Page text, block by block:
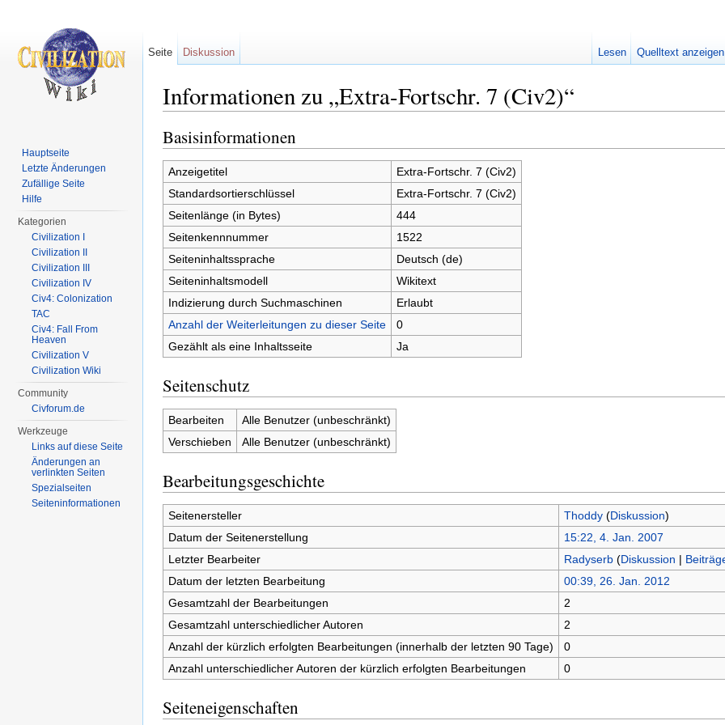
Informationen zu „Extra-Fortschr. 7 (Civ2)“
Basisinformationen
Anzeigetitel
Extra-Fortschr. 7 (Civ2)
Standardsortierschlüssel
Extra-Fortschr. 7 (Civ2)
Seitenlänge (in Bytes)
444
Seitenkennnummer
1522
Seiteninhaltssprache
Deutsch (de)
Seiteninhaltsmodell
Wikitext
Indizierung durch Suchmaschinen
Erlaubt
Anzahl der Weiterleitungen zu dieser Seite
0
Gezählt als eine Inhaltsseite
Ja
Seitenschutz
Bearbeiten
Alle Benutzer (unbeschränkt)
Verschieben
Alle Benutzer (unbeschränkt)
Bearbeitungsgeschichte
Seitenersteller Thoddy (Diskussion)
Datum der Seitenerstellung
15:22, 4. Jan. 2007
Letzter Bearbeiter
Radyserb (Diskussion |
Datum der letzten Bearbeitung
00:39, 26. Jan. 2012
Gesamtzahl der Bearbeitungen
2
Gesamtzahl unterschiedlicher Autoren
2
Anzahl der kürzlich erfolgten Bearbeitungen (innerhalb der letzten 90 Tage)
0
Anzahl unterschiedlicher Autoren der kürzlich erfolgten Bearbeitungen
0
Seiteneigenschaften
Seite Diskussion Lesen Quelltext anzeigen
Hauptseite
Letzte Änderungen
Zufällige Seite
Hilfe
Kategorien
Civilization I
Civilization II
Civilization III
Civilization IV
Civ4: Colonization
TAC
Civ4: Fall From
Heaven
Civilization V
Civilization Wiki
Community
Civforum.de
Werkzeuge
Links auf diese Seite
Änderungen an
verlinkten Seiten
Spezialseiten
Seiten­informationen